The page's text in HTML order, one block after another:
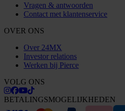
Vragen & antwoorden
Contact met klantenservice
OVER ONS
Over 24MX
Investor relations
Werken bij Pierce
VOLG ONS
BETALINGSMOGELIJKHEDEN